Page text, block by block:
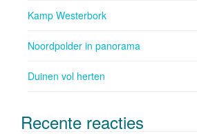
Kamp Westerbork
Noordpolder in panorama
Duinen vol herten
Recente reacties